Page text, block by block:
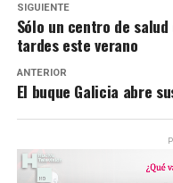
SIGUIENTE
Sólo un centro de
tardes este verano
ANTERIOR
El buque Galicia abre